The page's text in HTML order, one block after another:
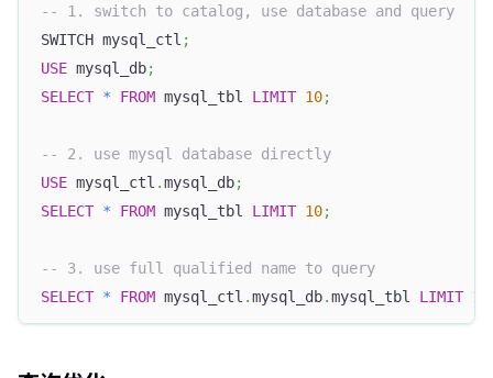
-- 1. switch to catalog, use database and query
SWITCH mysql_ctl ;
USE mysql_db;
SELECT * FROM mysql_tbl LIMIT 10;
-- 2. use mysql database directly
USE mysql_ctl .mysql_db;
SELECT * FROM mysql_tbl LIMIT 10;
-- 3. use full qualified name to query
SELECT * FROM mysql_ctl .mysql_db.mysql_tbl LIMIT 10